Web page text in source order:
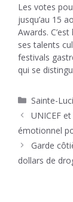
Les votes
jusqu’au 15
Awards.
ses talents
festivals
qui se
Catégories
Sainte-
UNICEF
émotionnel
Garde
dollars de